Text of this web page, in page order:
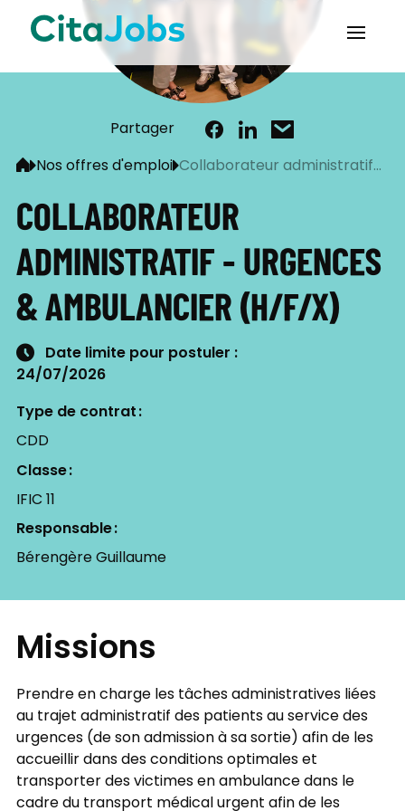
Partager
Nos offres d'emploi Collaborateur administratif...
COLLABORATEUR
ADMINISTRATIF - URGENCES
& AMBULANCIER (H/F/X)
Date limite pour postuler
24/07/2026
Type de contrat
CDD
Classe
IFIC 11
Responsable
Bérengère Guillaume
Missions
Prendre en charge les tâches administratives liées
au trajet administratif des patients au service des
urgences (de son admission à sa sortie) afin de les
accueillir dans des conditions optimales et
transporter des victimes en ambulance dans le
cadre du transport médical urgent afin de les